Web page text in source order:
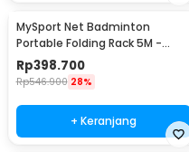
MySport Net Badminton
Portable Folding Rack 5M -
T300
Rp398.700
Rp546.900 28%
+ Keranjang